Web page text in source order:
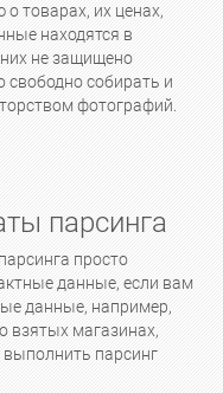
товарах, их ценах,
находятся в
не защищено
собирать и
фотографий.
парсинга
просто
данные, если вам
данные, например,
взятых магазинах,
парсинг